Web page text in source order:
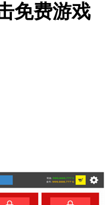
免费游戏